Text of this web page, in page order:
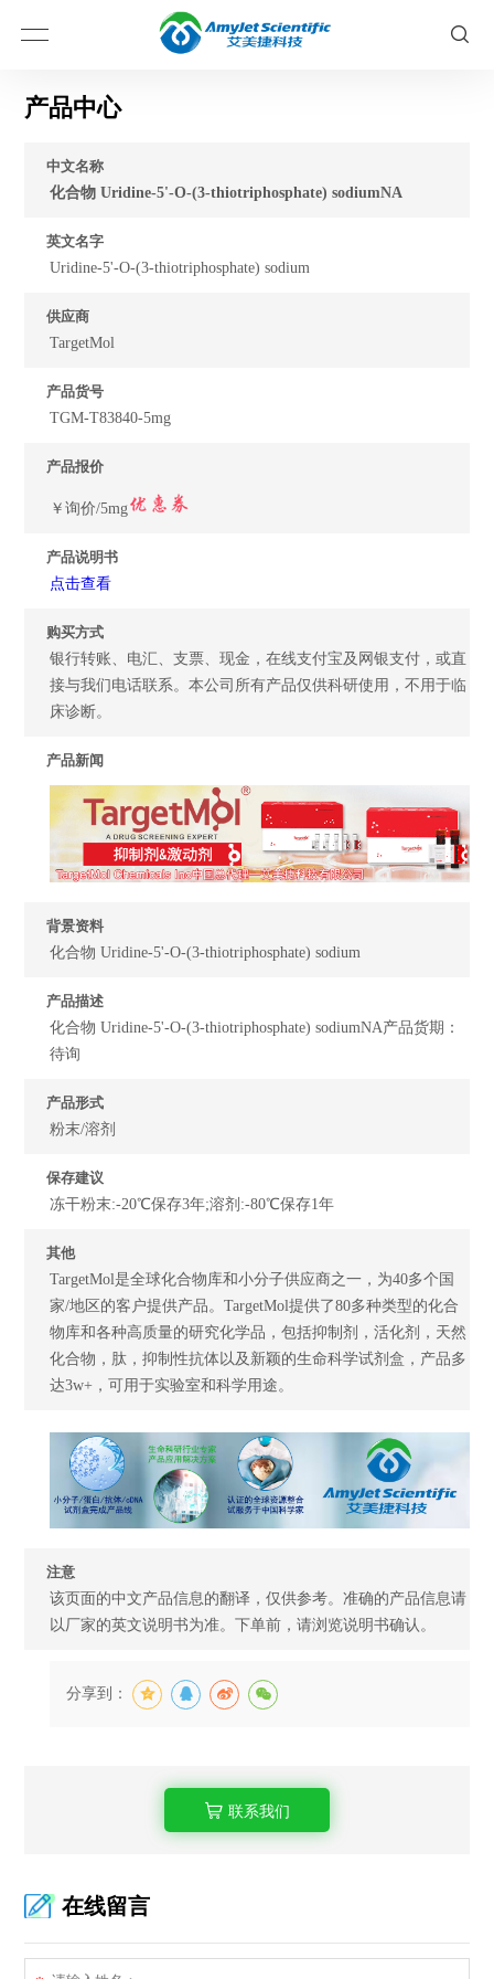
产品中心
中文名称
化合物 Uridine-5'-O-(3-thiotriphosphate) sodiumNA
英文名字
Uridine-5'-O-(3-thiotriphosphate) sodium
供应商
TargetMol
产品货号
TGM-T83840-5mg
产品报价
￥询价/5mg
产品说明书
点击查看
购买方式
银行转账、电汇、支票、现金，在线支付宝及网银支付，或直
接与我们电话联系。本公司所有产品仅供科研使用，不用于临
床诊断。
产品新闻
背景资料
化合物 Uridine-5'-O-(3-thiotriphosphate) sodium
产品描述
化合物 Uridine-5'-O-(3-thiotriphosphate) sodiumNA产品货期：
待询
产品形式
粉末/溶剂
保存建议
冻干粉末:-20℃保存3年;溶剂:-80℃保存1年
其他
TargetMol是全球化合物库和小分子供应商之一，为40多个国
家/地区的客户提供产品。TargetMol提供了80多种类型的化合
物库和各种高质量的研究化学品，包括抑制剂，活化剂，天然
化合物，肽，抑制性抗体以及新颖的生命科学试剂盒，产品多
达3w+，可用于实验室和科学用途。
注意
该页面的中文产品信息的翻译，仅供参考。准确的产品信息请
以厂家的英文说明书为准。下单前，请浏览说明书确认。
分享到：
联系我们
在线留言